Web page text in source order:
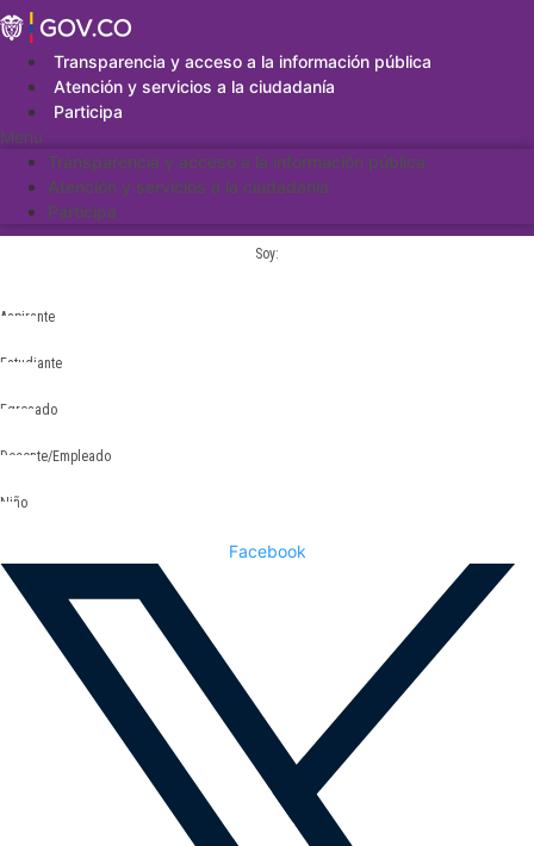
Saltar
al
contenidoTransparencia y acceso a la información pública
Atención y servicios a la ciudadanía
Participa
Menu
Transparencia y acceso a la información pública
Atención y servicios a la ciudadanía
Participa
Soy:
Aspirante
Estudiante
Egresado
Docente/Empleado
Niño
Facebook